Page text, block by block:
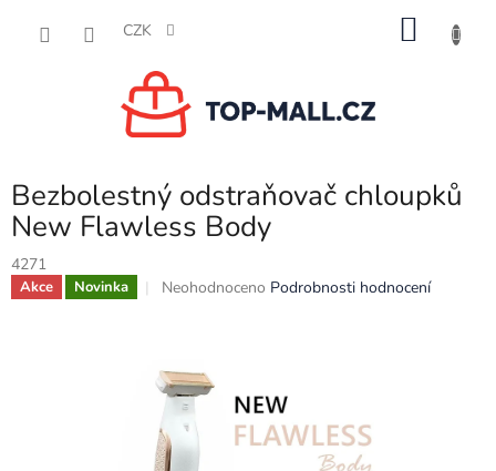
CZK
Bezbolestný odstraňovač chloupků
New Flawless Body
4271
Akce Novinka
Průměrné
0,0
z
hvězdiček.
Neohodnoceno Podrobnosti hodnocení